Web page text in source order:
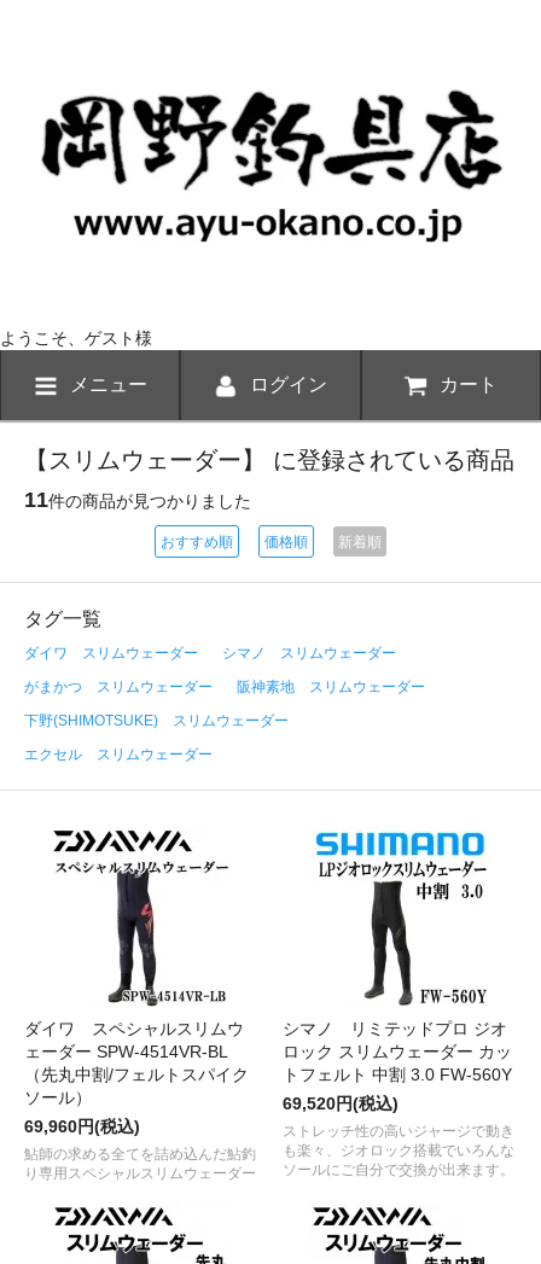
ようこそ、ゲスト様
メニュー ログイン カート
【スリムウェーダー】 に登録されている商品
11件の商品が見つかりました
おすすめ順 価格順 新着順
タグ一覧
ダイワ スリムウェーダー
シマノ スリムウェーダー
がまかつ スリムウェーダー
阪神素地 スリムウェーダー
下野(SHIMOTSUKE) スリムウェーダー
エクセル スリムウェーダー
ダイワ スペシャルスリムウ
ェーダー SPW-4514VR-BL
（先丸中割/フェルトスパイク
ソール）
69,960円(税込)
鮎師の求める全てを詰め込んだ鮎釣
り専用スペシャルスリムウェーダー
シマノ リミテッドプロ ジオ
ロック スリムウェーダー カッ
トフェルト 中割 3.0 FW-560Y
69,520円(税込)
ストレッチ性の高いジャージで動き
も楽々、ジオロック搭載でいろんな
ソールにご自分で交換が出来ます。